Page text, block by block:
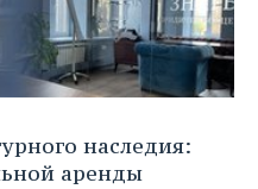
наследия:
аренды